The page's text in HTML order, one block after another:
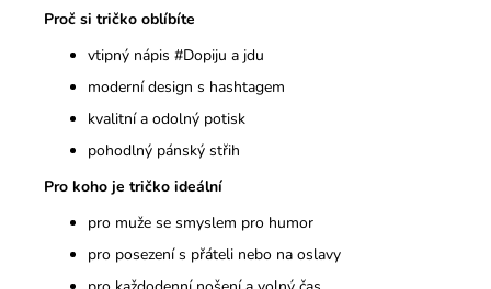
Proč si tričko oblíbíte
vtipný nápis #Dopiju a jdu
moderní design s hashtagem
kvalitní a odolný potisk
pohodlný pánský střih
Pro koho je tričko ideální
pro muže se smyslem pro humor
pro posezení s přáteli nebo na oslavy